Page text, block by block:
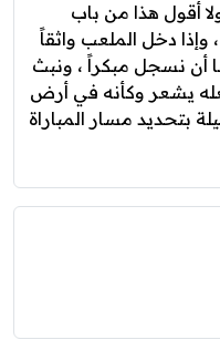
أقول هذا من باب
وإذا دخل الملعب واثقاً
أن نسجل مبكراً ، ونبث
يشعر وكأنه في أرض
بتحديد مسار المباراة